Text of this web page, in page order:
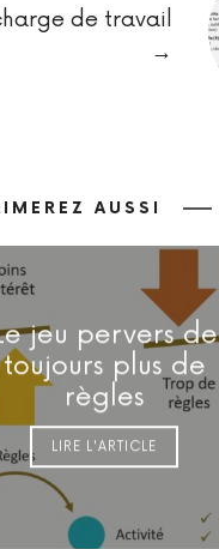
de travail
→
AUSSI
jeu pervers de
toujours plus de
règles
LIRE L'ARTICLE